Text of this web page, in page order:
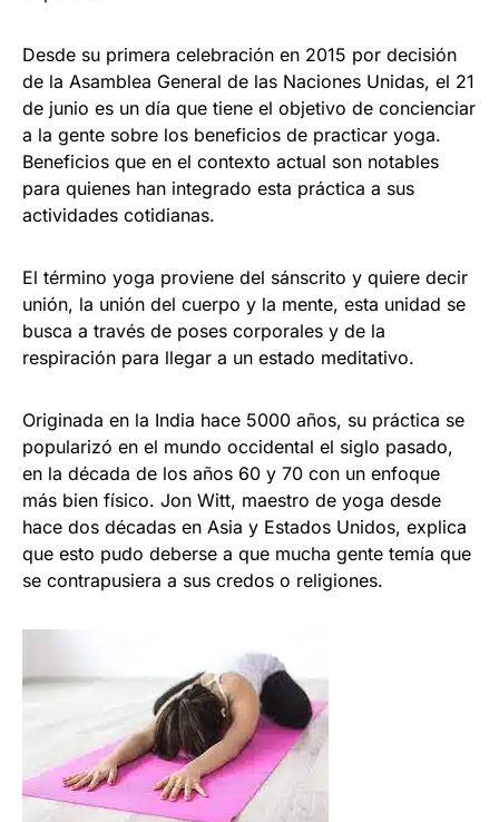
Desde su primera celebración en 2015 por decisión
de la Asamblea General de las Naciones Unidas, el 21
de junio es un día que tiene el objetivo de concienciar
a la gente sobre los beneficios de practicar yoga.
Beneficios que en el contexto actual son notables
para quienes han integrado esta práctica a sus
actividades cotidianas.
El término yoga proviene del sánscrito y quiere decir
unión, la unión del cuerpo y la mente, esta unidad se
busca a través de poses corporales y de la
respiración para llegar a un estado meditativo.
Originada en la India hace 5000 años, su práctica se
popularizó en el mundo occidental el siglo pasado,
en la década de los años 60 y 70 con un enfoque
más bien físico. Jon Witt, maestro de yoga desde
hace dos décadas en Asia y Estados Unidos, explica
que esto pudo deberse a que mucha gente temía que
se contrapusiera a sus credos o religiones.